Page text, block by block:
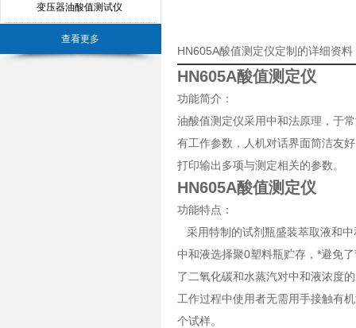
变压器油酸值测试仪
查看更多
HN605A酸值测定仪定制的详细资料
HN605A酸值测定仪
功能简介：
油酸值测定仪采用中和法原理，于
有工作参数，人机对话界面简洁友
打印输出多项与测定相关的参数。
HN605A酸值测定仪
功能特点：
采用特制的试剂瓶盛装萃取液和
中和液选择聚0塑料瓶贮存，*避免
了二氧化碳和水蒸汽对中和液浓度
工作过程中使用者无需用手接触有
个试样。